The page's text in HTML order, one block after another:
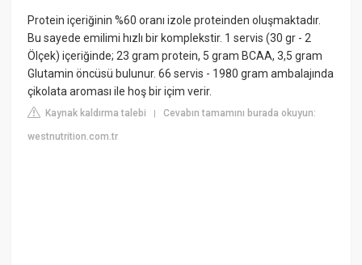
Protein içeriğinin %60 oranı izole proteinden oluşmaktadır.
Bu sayede emilimi hızlı bir komplekstir. 1 servis (30 gr - 2
Ölçek) içeriğinde; 23 gram protein, 5 gram BCAA, 3,5 gram
Glutamin öncüsü bulunur. 66 servis - 1980 gram ambalajında
çikolata aroması ile hoş bir içim verir.
Kaynak kaldırma talebi |Cevabın tamamını burada okuyun:
westnutrition.com.tr